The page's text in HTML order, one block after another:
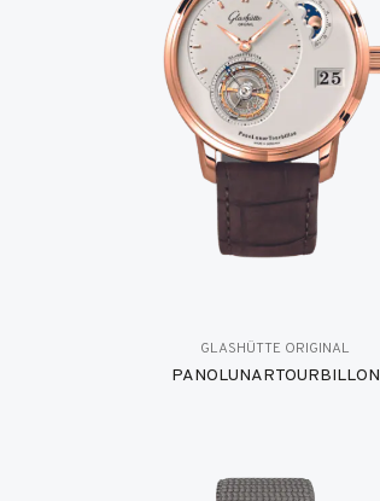
GLASHÜTTE ORIGINAL
PANOLUNARTOURBILLON